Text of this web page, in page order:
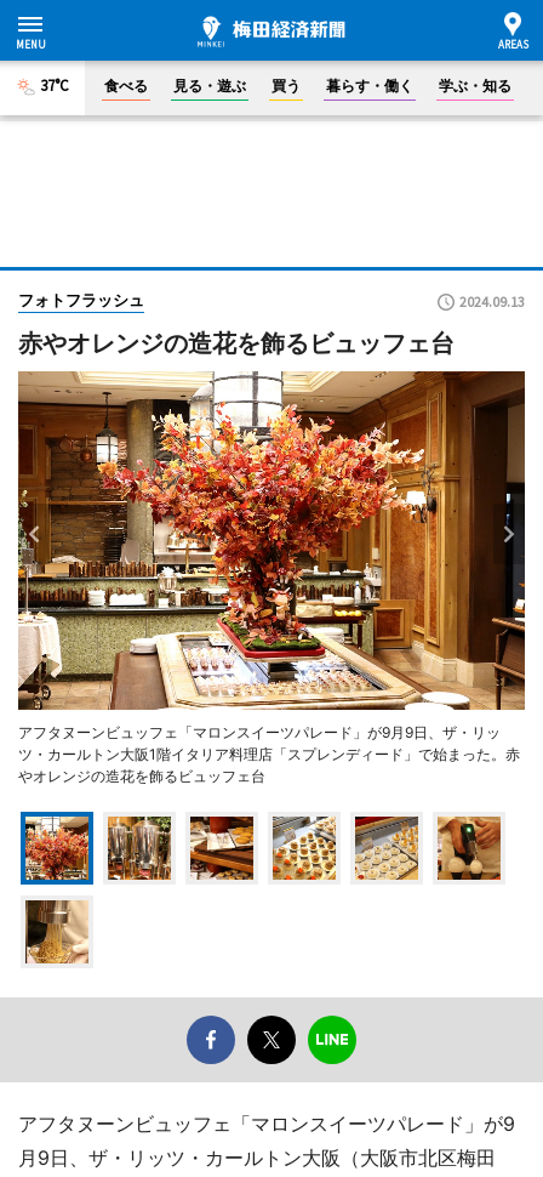
37°C 食べる 見る・遊ぶ 買う 暮らす・働く 学ぶ・知る
フォトフラッシュ 2024.09.13
赤やオレンジの造花を飾るビュッフェ台
アフタヌーンビュッフェ「マロンスイーツパレード」が9月9日、ザ・リッ
ツ・カールトン大阪1階イタリア料理店「スプレンディード」で始まった。赤
やオレンジの造花を飾るビュッフェ台
アフタヌーンビュッフェ「マロンスイーツパレード」が9
月9日、ザ・リッツ・カールトン大阪（大阪市北区梅田